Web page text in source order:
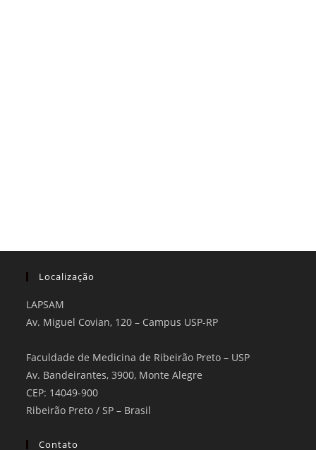
Localização
LAPSAM
Av. Miguel Covian, 120 – Campus USP-RP
Faculdade de Medicina de Ribeirão Preto – USP
Av. Bandeirantes, 3900, Monte Alegre
CEP: 14049-900
Ribeirão Preto / SP – Brasil
Contato